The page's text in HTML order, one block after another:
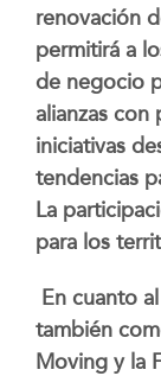
renovación
permitirá a
de negocio
alianzas
iniciativas
tendencias
La
para los
En cuanto
también
Moving y la